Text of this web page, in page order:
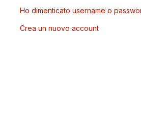
Ho dimenticato username o
Crea un nuovo account